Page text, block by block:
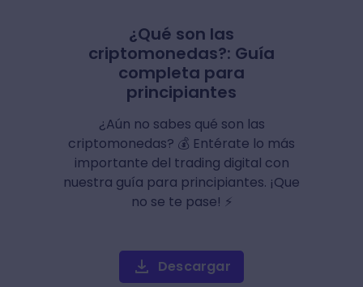
¿Qué son las
criptomonedas?: Guía
completa para
principiantes
¿Aún no sabes qué son las
criptomonedas? 💰 Entérate lo más
importante del trading digital con
nuestra guía para principiantes. ¡Que
no se te pase! ⚡
Descargar